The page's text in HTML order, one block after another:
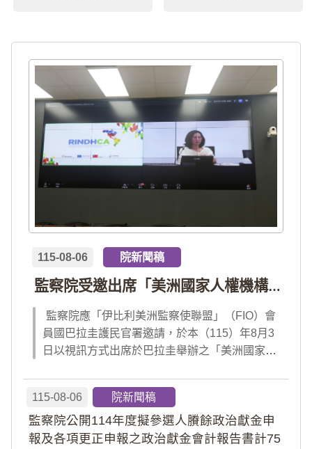
監察院受邀出席「美洲國家人權機構網絡」年會 分享我國氣候災害防治經驗 打造國際永續韌性
115-08-06 院新聞稿
監察院應「伊比利美洲監察使聯盟」（FIO）會
員國巴拉圭護民官署邀請，於本（115）年8月3
日以視訊方式出席於巴拉圭舉辦之「美洲國家人
報告，就美洲地區環境災害、氣候緊急狀態與人
權風險等議題，與拉美地區監察機構、護民官署
及紅十字國際委員會、原住民社區支持組織...
115-08-06 院新聞稿
監察院公開114年度擬參選人賸餘政治獻金申
報及各項更正申報之政治獻金會計報告書計75